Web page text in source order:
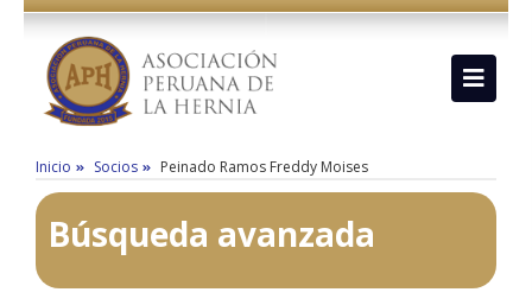
Inicio Socios Peinado Ramos Freddy Moises
Búsqueda avanzada